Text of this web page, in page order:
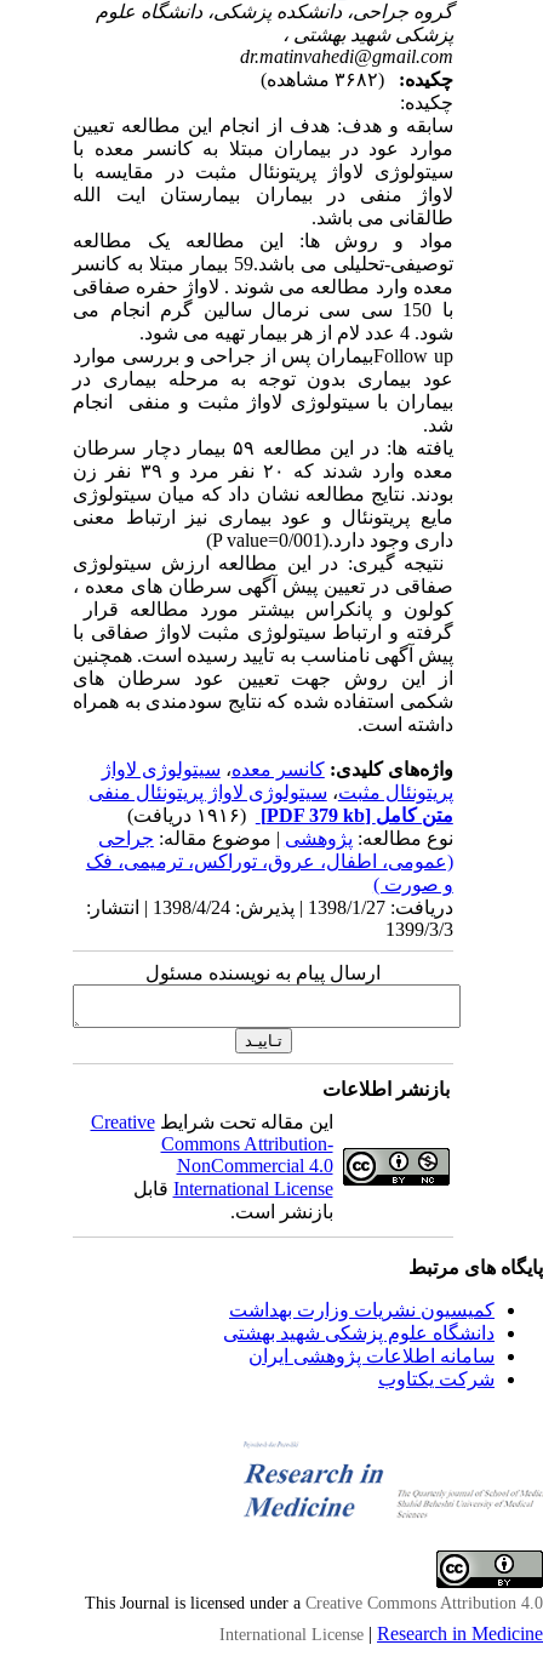
گروه جراحی، دانشکده پزشکی، دانشگاه علوم
پزشکی شهید بهشتی ،
dr.matinvahedi@gmail.com
چکیده:
چکیده:
سابقه و هدف: هدف از انجام این مطالعه تعیین
موارد عود در بیماران مبتلا به کانسر معده با
سیتولوژی لاواژ پریتونئال مثبت در مقایسه با
لاواژ منفی در بیماران بیمارستان ایت الله
طالقانی می باشد.
مواد و روش ها: این مطالعه یک مطالعه
توصیفی-تحلیلی می باشد.59 بیمار مبتلا به کانسر
معده وارد مطالعه می شوند. لاواژ حفره صفاقی
با 150 سی سی نرمال سالین گرم انجام می
شود. 4 عدد لام از هر بیمار تهیه می شود
.
Follow upبیماران پس از جراحی و بررسی موارد
عود بیماری بدون توجه به مرحله بیماری در
بیماران با سیتولوژی لاواژ مثبت و منفی انجام
شد.
یافته ها: در این مطالعه ۵۹ بیمار دچار سرطان
معده وارد شدند که ۲۰ نفر مرد و ۳۹ نفر زن
بودند. نتایج مطالعه نشان داد که میان سیتولوژی
مایع پریتونئال و عود بیماری نیز ارتباط معنی
داری وجود دارد (P value=0/001).
نتیجه گیری: در این مطالعه ارزش سیتولوژی
صفاقی در تعیین پیش آگهی سرطان های معده ،
کولون و پانکراس بیشتر مورد مطالعه قرار
گرفته و ارتباط سیتولوژی مثبت لاواژ صفاقی با
پیش آگهی نامناسب به تایید رسیده است. همچنین
از این روش جهت تعیین عود سرطان های
شکمی استفاده شده که نتایج سودمندی به همراه
داشته است.
واژه‌های کلیدی:کانسر معده،سیتولوژی لاواژ
پریتونئال مثبت،سیتولوژی لاواژ پریتونئال منفی
متن کامل[PDF 379 kb]
نوع مطالعه:پژوهشی| موضوع مقاله:جراحی
(عمومی، اطفال، عروق، توراکس، ترمیمی، فک
و صورت )
دریافت: 1398/1/27 | پذیرش: 1398/4/24 | انتشار:
1399/3/3
ارسال پیام به نویسنده مسئول
بازنشر اطلاعات
این مقاله تحت شرایطCreative
Commons Attribution-
NonCommercial 4.0
International Licenseقابل
بازنشر است.
های مرتبط
کمیسیون نشریات وزارت بهداشت
دانشگاه علوم پزشکی شهید بهشتی
سامانه اطلاعات پژوهشی ایران
شرکت یکتاوب
This Journal is licensed under aCreative Commons Attribution
International License|Research in